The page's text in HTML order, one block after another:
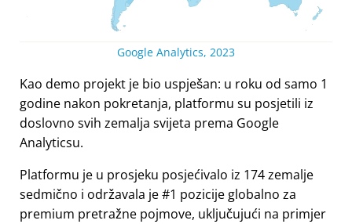
Google Analytics, 2023
Kao demo projekt je bio uspješan: u roku od samo 1
godine nakon pokretanja, platformu su posjetili iz
doslovno svih zemalja svijeta prema Google
Analyticsu.
Platformu je u prosjeku posjećivalo iz 174 zemalje
sedmično i održavala je #1 pozicije globalno za
premium pretražne pojmove, uključujući na primjer